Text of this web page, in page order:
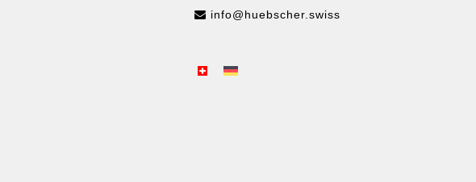
info@huebscher.swiss